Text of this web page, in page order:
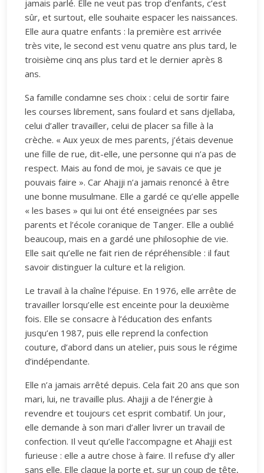
jamais parlé. Elle ne veut pas trop d’enfants, c’est
sûr, et surtout, elle souhaite espacer les naissances.
Elle aura quatre enfants : la première est arrivée
très vite, le second est venu quatre ans plus tard, le
troisième cinq ans plus tard et le dernier après 8
ans.
Sa famille condamne ses choix : celui de sortir faire
les courses librement, sans foulard et sans djellaba,
celui d’aller travailler, celui de placer sa fille à la
crèche. « Aux yeux de mes parents, j’étais devenue
une fille de rue, dit-elle, une personne qui n’a pas de
respect. Mais au fond de moi, je savais ce que je
pouvais faire ». Car Ahajji n’a jamais renoncé à être
une bonne musulmane. Elle a gardé ce qu’elle appelle
« les bases » qui lui ont été enseignées par ses
parents et l’école coranique de Tanger. Elle a oublié
beaucoup, mais en a gardé une philosophie de vie.
Elle sait qu’elle ne fait rien de répréhensible : il faut
savoir distinguer la culture et la religion.
Le travail à la chaîne l’épuise. En 1976, elle arrête de
travailler lorsqu’elle est enceinte pour la deuxième
fois. Elle se consacre à l’éducation des enfants
jusqu’en 1987, puis elle reprend la confection
couture, d’abord dans un atelier, puis sous le régime
d’indépendante.
Elle n’a jamais arrêté depuis. Cela fait 20 ans que son
mari, lui, ne travaille plus. Ahajji a de l’énergie à
revendre et toujours cet esprit combatif. Un jour,
elle demande à son mari d’aller livrer un travail de
confection. Il veut qu’elle l’accompagne et Ahajji est
furieuse : elle a autre chose à faire. Il refuse d’y aller
sans elle. Elle claque la porte et, sur un coup de tête,